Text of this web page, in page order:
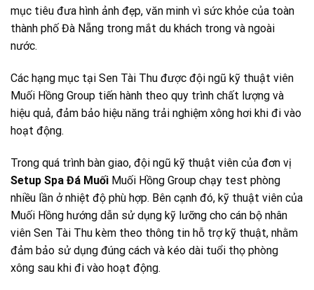
mục tiêu đưa hình ảnh đẹp, văn minh vì sức khỏe của toàn
thành phố Đà Nẵng trong mắt du khách trong và ngoài
nước.
Các hạng mục tại Sen Tài Thu được đội ngũ kỹ thuật viên
Muối Hồng Group tiến hành theo quy trình chất lượng và
hiệu quả, đảm bảo hiệu năng trải nghiệm xông hơi khi đi vào
hoạt động.
Trong quá trình bàn giao, đội ngũ kỹ thuật viên của đơn vị
Setup Spa Đá Muối Muối Hồng Group chạy test phòng
nhiều lần ở nhiệt độ phù hợp. Bên cạnh đó, kỹ thuật viên của
Muối Hồng hướng dẫn sử dụng kỹ lưỡng cho cán bộ nhân
viên Sen Tài Thu kèm theo thông tin hỗ trợ kỹ thuật, nhằm
đảm bảo sử dụng đúng cách và kéo dài tuổi thọ phòng
xông sau khi đi vào hoạt động.